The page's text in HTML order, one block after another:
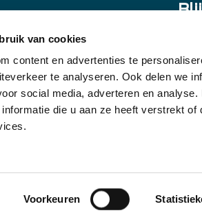
van cookies
content en advertenties te
te analyseren. Ook delen we
social media, adverteren en
die u aan ze heeft verstrekt
Voorkeuren
E-
mail
Door
je